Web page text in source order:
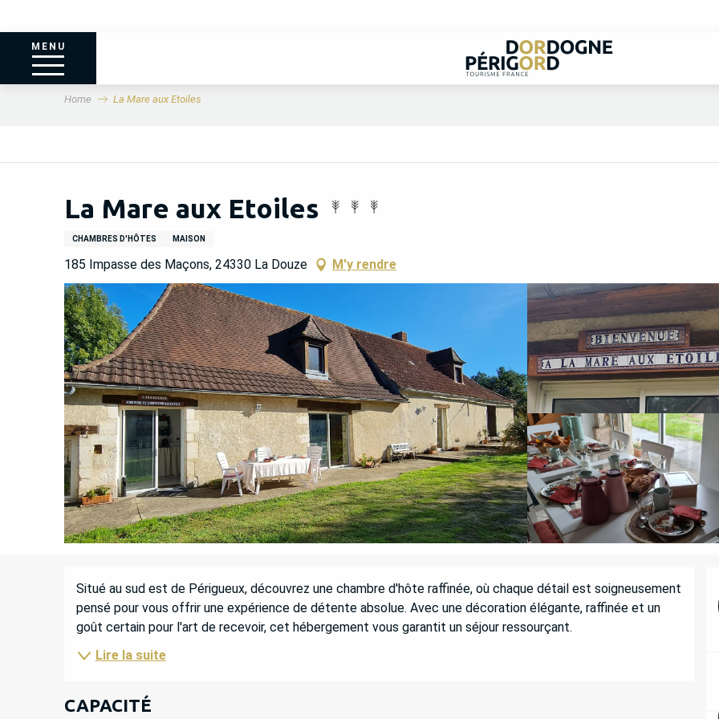
MENU
Home La Mare aux Etoiles
La Mare aux Etoiles
CHAMBRES D'HÔTES MAISON
185 Impasse des Maçons, 24330 La Douze M'y rendre
DESCRIPTION
Situé au sud est de Périgueux, découvrez une chambre d'hôte raffinée, où chaque détail est soigneusement
pensé pour vous offrir une expérience de détente absolue. Avec une décoration élégante, raffinée et un
goût certain pour l'art de recevoir, cet hébergement vous garantit un séjour ressourçant.
Lire la suite
CAPACITÉ